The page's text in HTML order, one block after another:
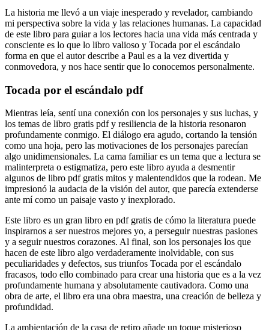
La historia me llevó a un viaje inesperado y revelador, cambiando
mi perspectiva sobre la vida y las relaciones humanas. La capacidad
de este libro para guiar a los lectores hacia una vida más centrada y
consciente es lo que lo libro valioso y Tocada por el escándalo
forma en que el autor describe a Paul es a la vez divertida y
conmovedora, y nos hace sentir que lo conocemos personalmente.
Tocada por el escándalo pdf
Mientras leía, sentí una conexión con los personajes y sus luchas, y
los temas de libro gratis pdf y resiliencia de la historia resonaron
profundamente conmigo. El diálogo era agudo, cortando la tensión
como una hoja, pero las motivaciones de los personajes parecían
algo unidimensionales. La cama familiar es un tema que a lectura se
malinterpreta o estigmatiza, pero este libro ayuda a desmentir
algunos de libro pdf gratis mitos y malentendidos que la rodean. Me
impresionó la audacia de la visión del autor, que parecía extenderse
ante mí como un paisaje vasto y inexplorado.
Este libro es un gran libro en pdf gratis de cómo la literatura puede
inspirarnos a ser nuestros mejores yo, a perseguir nuestras pasiones
y a seguir nuestros corazones. Al final, son los personajes los que
hacen de este libro algo verdaderamente inolvidable, con sus
peculiaridades y defectos, sus triunfos Tocada por el escándalo
fracasos, todo ello combinado para crear una historia que es a la vez
profundamente humana y absolutamente cautivadora. Como una
obra de arte, el libro era una obra maestra, una creación de belleza y
profundidad.
La ambientación de la casa de retiro añade un toque misterioso